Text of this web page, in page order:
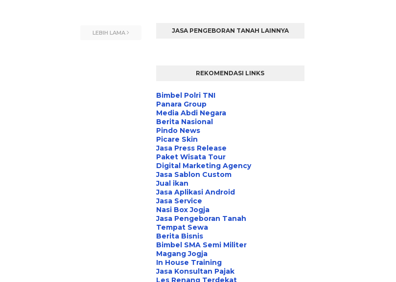
LEBIH LAMA JASA PENGEBORAN TANAH LAINNYA
REKOMENDASI LINKS
Bimbel Polri TNI
Panara Group
Media Abdi Negara
Berita Nasional
Pindo News
Picare Skin
Jasa Press Release
Paket Wisata Tour
Digital Marketing Agency
Jasa Sablon Custom
Jual ikan
Jasa Aplikasi Android
Jasa Service
Nasi Box Jogja
Jasa Pengeboran Tanah
Tempat Sewa
Berita Bisnis
Bimbel SMA Semi Militer
Magang Jogja
In House Training
Jasa Konsultan Pajak
Les Renang Terdekat